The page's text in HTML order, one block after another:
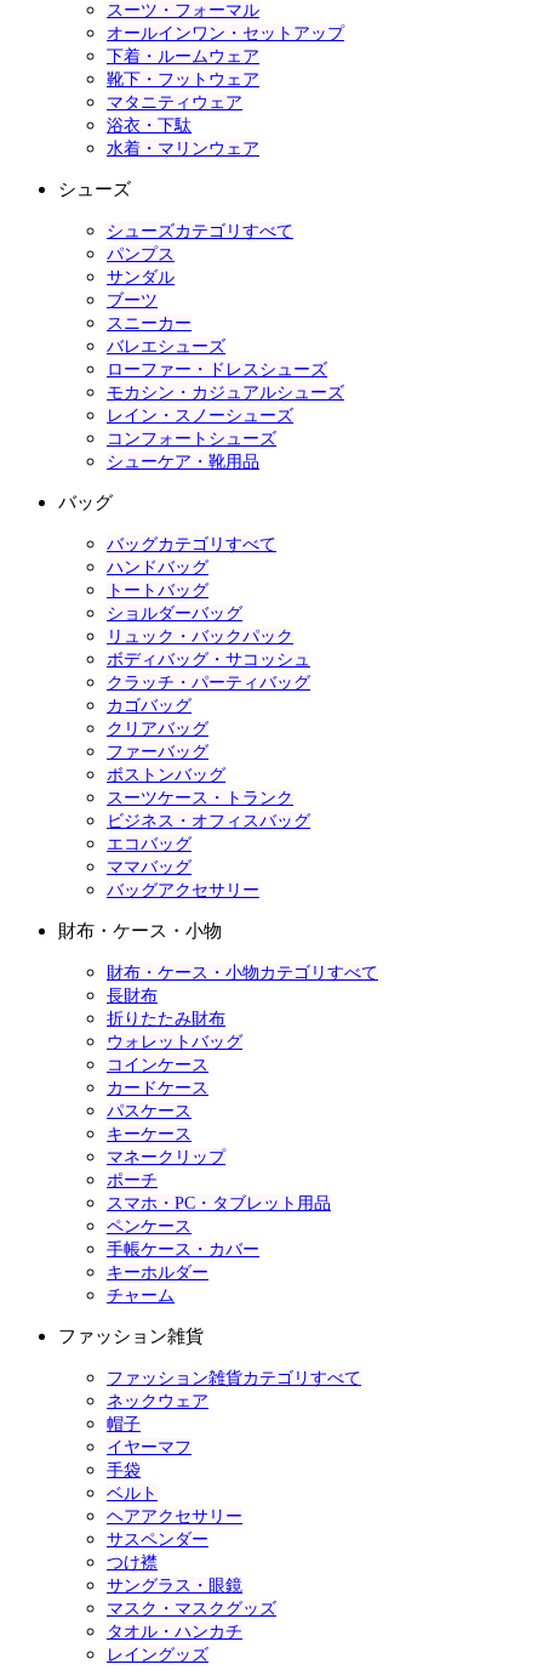
スーツ・フォーマル
オールインワン・セットアップ
下着・ルームウェア
靴下・フットウェア
マタニティウェア
浴衣・下駄
水着・マリンウェア
シューズ
シューズカテゴリすべて
パンプス
サンダル
ブーツ
スニーカー
バレエシューズ
ローファー・ドレスシューズ
モカシン・カジュアルシューズ
レイン・スノーシューズ
コンフォートシューズ
シューケア・靴用品
バッグ
バッグカテゴリすべて
ハンドバッグ
トートバッグ
ショルダーバッグ
リュック・バックパック
ボディバッグ・サコッシュ
クラッチ・パーティバッグ
カゴバッグ
クリアバッグ
ファーバッグ
ボストンバッグ
スーツケース・トランク
ビジネス・オフィスバッグ
エコバッグ
ママバッグ
バッグアクセサリー
財布・ケース・小物
財布・ケース・小物カテゴリすべて
長財布
折りたたみ財布
ウォレットバッグ
コインケース
カードケース
パスケース
キーケース
マネークリップ
ポーチ
スマホ・PC・タブレット用品
ペンケース
手帳ケース・カバー
キーホルダー
チャーム
ファッション雑貨
ファッション雑貨カテゴリすべて
ネックウェア
帽子
イヤーマフ
手袋
ベルト
ヘアアクセサリー
サスペンダー
つけ襟
サングラス・眼鏡
マスク・マスクグッズ
タオル・ハンカチ
レイングッズ